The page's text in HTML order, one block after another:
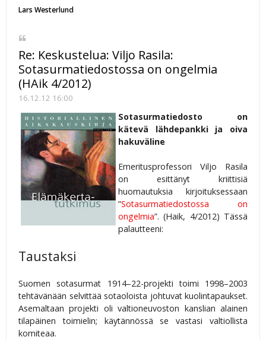
Lars Westerlund
Re: Keskustelua: Viljo Rasila:
Sotasurmatiedostossa on ongelmia
(HAik 4/2012)
16.12.12 16:00
Sotasurmatiedosto on
kätevä lähdepankki ja oiva
hakuväline
Emeritusprofessori Viljo Rasila
on esittänyt kriittisiä
huomautuksia kirjoituksessaan
”Sotasurmatiedostossa on
ongelmia”. (Haik, 4/2012) Tässä
palautteeni:
Taustaksi
Suomen sotasurmat 1914–22-projekti toimi 1998–2003
tehtävänään selvittää sotaoloista johtuvat kuolintapaukset.
Asemaltaan projekti oli valtioneuvoston kanslian alainen
tilapäinen toimielin; käytännössä se vastasi valtiollista
komiteaa.